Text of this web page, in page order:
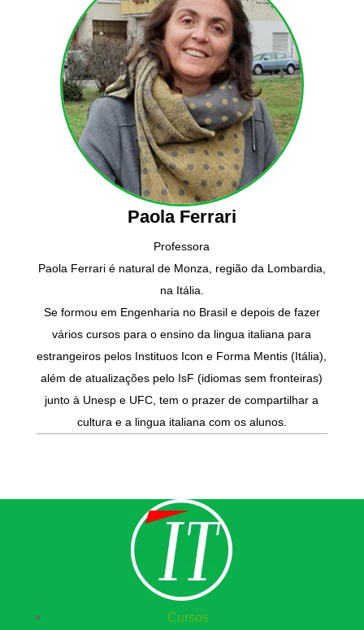
Paola Ferrari
Professora
Paola Ferrari é natural de Monza, região da Lombardia,
na Itália.
Se formou em Engenharia no Brasil e depois de fazer
vários cursos para o ensino da lingua italiana para
estrangeiros pelos Instituos Icon e Forma Mentis (Itália),
além de atualizações pelo IsF (idiomas sem fronteiras)
junto à Unesp e UFC, tem o prazer de compartilhar a
cultura e a lingua italiana com os alunos.
Cursos